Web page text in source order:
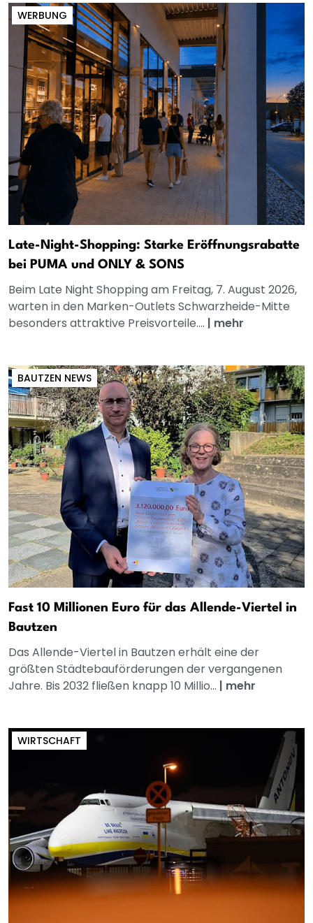
WERBUNG
Late-Night-Shopping: Starke Eröffnungsrabatte
bei PUMA und ONLY & SONS
Beim Late Night Shopping am Freitag, 7. August 2026,
warten in den Marken-Outlets Schwarzheide-Mitte
besonders attraktive Preisvorteile.... | mehr
BAUTZEN NEWS
Fast 10 Millionen Euro für das Allende-Viertel in
Bautzen
Das Allende-Viertel in Bautzen erhält eine der
größten Städtebauförderungen der vergangenen
Jahre. Bis 2032 fließen knapp 10 Millio... | mehr
WIRTSCHAFT